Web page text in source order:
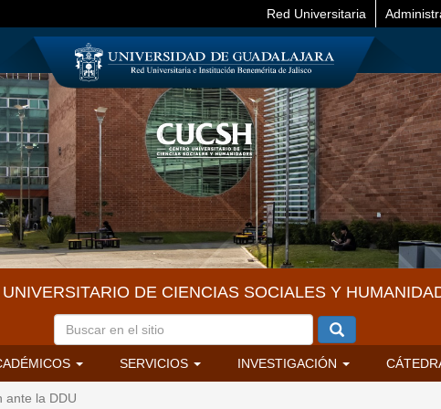
Red Universitaria
DE CIENCIAS SOCIALES Y
SERVICIOS INVESTIGACIÓN
ante la DDU